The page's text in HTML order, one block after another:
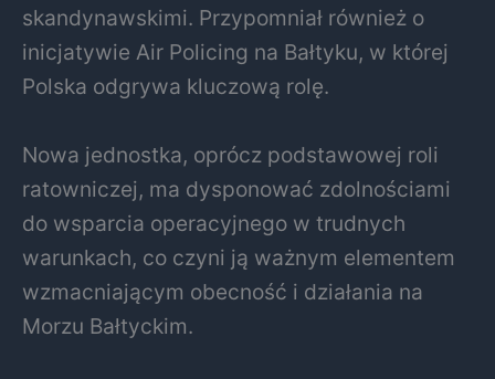
skandynawskimi. Przypomniał również o
inicjatywie Air Policing na Bałtyku, w której
Polska odgrywa kluczową rolę.
Nowa jednostka, oprócz podstawowej roli
ratowniczej, ma dysponować zdolnościami
do wsparcia operacyjnego w trudnych
warunkach, co czyni ją ważnym elementem
wzmacniającym obecność i działania na
Morzu Bałtyckim.